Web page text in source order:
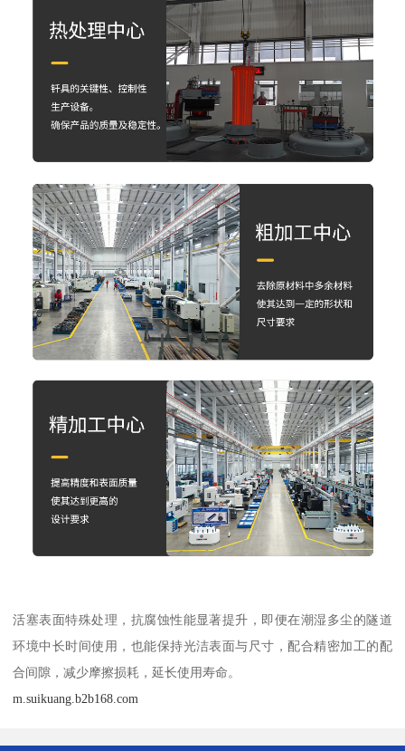
活塞表面特殊处理，抗腐蚀性能显著提升，即便在潮湿多尘的隧道
环境中长时间使用，也能保持光洁表面与尺寸，配合精密加工的配
合间隙，减少摩擦损耗，延长使用寿命。
m.suikuang.b2b168.com